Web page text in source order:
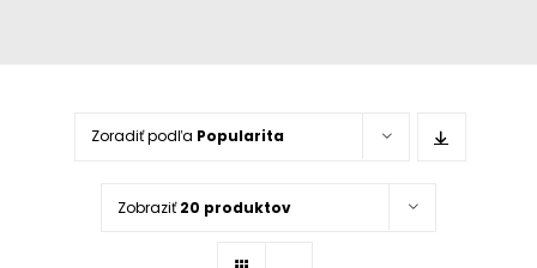
Zoradiť podľa Popularita
Zobraziť20 produktov